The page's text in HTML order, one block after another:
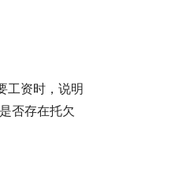
工资时，说明
否存在托欠